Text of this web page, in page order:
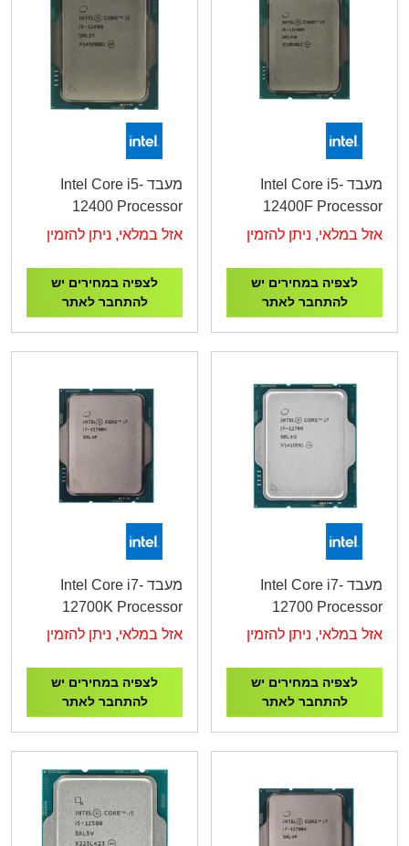
מעבד Intel Core i5-
12400F Processor
4.4GHz
אזל במלאי, ניתן להזמין
לצפיה במחירים יש
להתחבר לאתר
מעבד Intel Core i5-
12400 Processor
4.4GHz
אזל במלאי, ניתן להזמין
לצפיה במחירים יש
להתחבר לאתר
מעבד Intel Core i7-
12700 Processor
4.9GHz
אזל במלאי, ניתן להזמין
לצפיה במחירים יש
להתחבר לאתר
מעבד Intel Core i7-
12700K Processor
5.0GHz
אזל במלאי, ניתן להזמין
לצפיה במחירים יש
להתחבר לאתר